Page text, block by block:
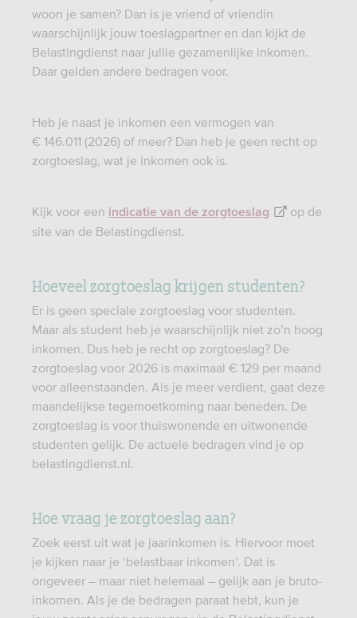
woon je samen? Dan is je vriend of vriendin
waarschijnlijk jouw toeslagpartner en dan kijkt de
Belastingdienst naar jullie gezamenlijke inkomen.
Daar gelden andere bedragen voor.
Heb je naast je inkomen een vermogen van
€ 146.011 (2026) of meer? Dan heb je geen recht op
zorgtoeslag, wat je inkomen ook is.
Kijk voor een indicatie van de zorgtoeslag
op de
site van de Belastingdienst.
Hoeveel zorgtoeslag krijgen studenten?
Er is geen speciale zorgtoeslag voor studenten.
Maar als student heb je waarschijnlijk niet zo’n hoog
inkomen. Dus heb je recht op zorgtoeslag? De
zorgtoeslag voor 2026 is maximaal € 129 per maand
voor alleenstaanden. Als je meer verdient, gaat deze
maandelijkse tegemoetkoming naar beneden. De
zorgtoeslag is voor thuiswonende en uitwonende
studenten gelijk. De actuele bedragen vind je op
belastingdienst.nl.
Hoe vraag je zorgtoeslag aan?
Zoek eerst uit wat je jaarinkomen is. Hiervoor moet
je kijken naar je ‘belastbaar inkomen’. Dat is
ongeveer – maar niet helemaal – gelijk aan je bruto-
inkomen. Als je de bedragen paraat hebt, kun je